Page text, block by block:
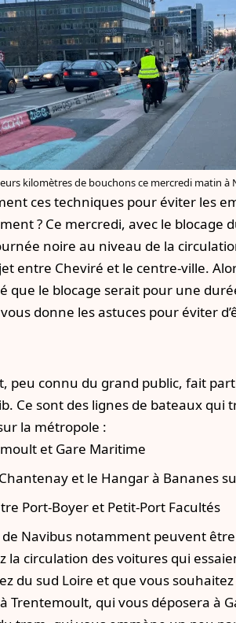
kilomètres de bouchons ce mercredi matin à
ces techniques pour éviter les
? Ce mercredi,avec le blocage
noire au niveau de la
entre Cheviré et le centre-ville.
que le blocage serait pour une
donne les astuces pour éviter
peu connu du grand public, fait
. Ce sont des lignes de bateaux qui
la métropole :
et Gare Maritime
et le Hangar à Bananes
Port-Boyer et Petit-Port Facultés
Navibus notamment peuvent
la circulation des voitures qui
du sud Loire et que vous
Trentemoult, qui vous déposera à